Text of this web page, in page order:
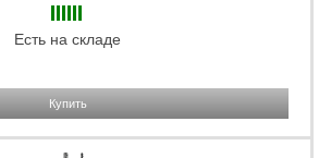
Есть на складе
Купить